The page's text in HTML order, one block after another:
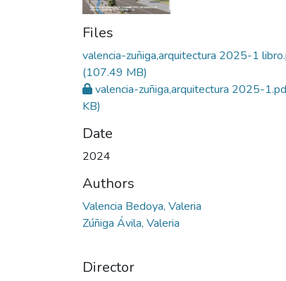
Files
valencia-zuñiga,arquitectura 2025-1
(107.49 MB)
valencia-zuñiga,arquitectura 2025-
KB)
Date
2024
Authors
Valencia Bedoya, Valeria
Zúñiga Ávila, Valeria
Director